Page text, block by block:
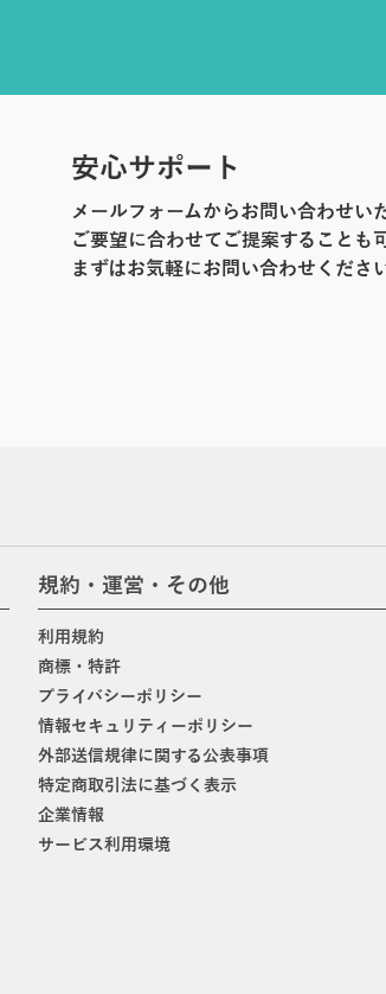
安心サポート
メールフォームからお問い合わせい
ご要望に合わせてご提案することも
まずはお気軽にお問い合わせください
規約・運営・その他
利用規約
商標・特許
プライバシーポリシー
情報セキュリティーポリシー
外部送信規律に関する公表事項
特定商取引法に基づく表示
企業情報
サービス利用環境